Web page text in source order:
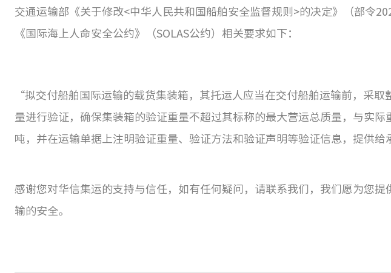
交通运输部《关于修改<中华人民共和国船舶安全监督规则>的决定》（部令
《国际海上人命安全公约》（SOLAS公约）相关要求如下：
“拟交付船舶国际运输的载货集装箱，其托运人应当在交付船舶运输前，采
量进行验证，确保集装箱的验证重量不超过其标称的最大营运总质量，与实
吨，并在运输单据上注明验证重量、验证方法和验证声明等验证信息，提供给
感谢您对华信集运的支持与信任，如有任何疑问，请联系我们，我们愿为您
输的安全。